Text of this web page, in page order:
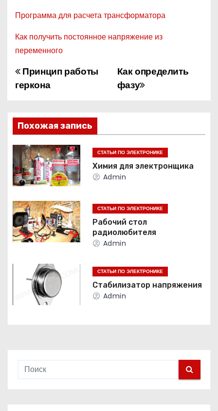
Программа для расчета трансформатора
Как получить постоянное напряжение из
переменного
Н
в
и
г
а
ц
и
я
Как определить
фазу
Принцип работы
геркона
Похожая запись
СТАТЬИ ПО ЭЛЕКТРОНИКЕ
Химия для электронщика
Admin
СТАТЬИ ПО ЭЛЕКТРОНИКЕ
Рабочий стол
радиолюбителя
Admin
СТАТЬИ ПО ЭЛЕКТРОНИКЕ
Стабилизатор напряжения
Admin